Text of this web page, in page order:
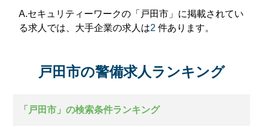
A.セキュリティーワークの「戸田市」に掲載されてい
る求人では、大手企業の求人は2 件あります。
戸田市の警備求人ランキング
「戸田市」の検索条件ランキング